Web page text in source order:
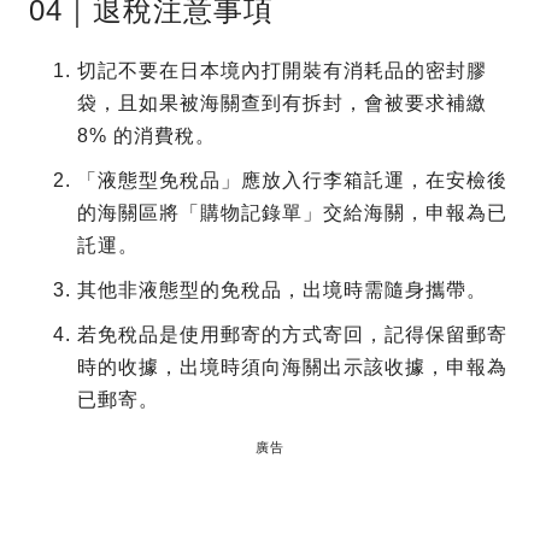
04｜退稅注意事項
切記不要在日本境內打開裝有消耗品的密封膠
袋，且如果被海關查到有拆封，會被要求補繳
8% 的消費稅。
「液態型免稅品」應放入行李箱託運，在安檢後
的海關區將「購物記錄單」交給海關，申報為已
託運。
其他非液態型的免稅品，出境時需隨身攜帶。
若免稅品是使用郵寄的方式寄回，記得保留郵寄
時的收據，出境時須向海關出示該收據，申報為
已郵寄。
廣告